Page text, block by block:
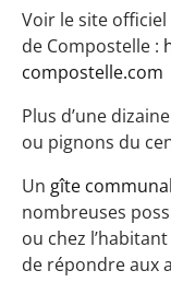
Voir le site
de Compostelle :
compostelle.com
Plus d’une
ou pignons du
Un gîte communal
nombreuses
ou chez
de répondre aux